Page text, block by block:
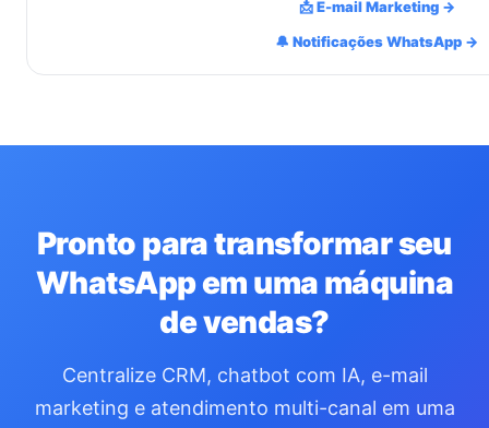
📩 E-mail Marketing →
🔔 Notificações WhatsApp →
Pronto para transformar seu
WhatsApp em uma máquina
de vendas?
Centralize CRM, chatbot com IA, e-mail
marketing e atendimento multi-canal em uma